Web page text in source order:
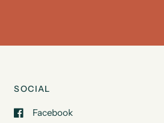
SOCIAL
Facebook